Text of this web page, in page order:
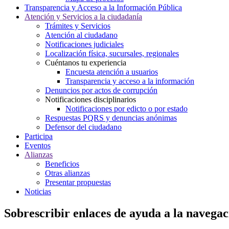
Transparencia y Acceso a la Información Pública
Atención y Servicios a la ciudadanía
Trámites y Servicios
Atención al ciudadano
Notificaciones judiciales
Localización física, sucursales, regionales
Cuéntanos tu experiencia
Encuesta atención a usuarios
Transparencia y acceso a la información
Denuncios por actos de corrupción
Notificaciones disciplinarios
Notificaciones por edicto o por estado
Respuestas PQRS y denuncias anónimas
Defensor del ciudadano
Participa
Eventos
Alianzas
Beneficios
Otras alianzas
Presentar propuestas
Noticias
Sobrescribir enlaces de ayuda a la